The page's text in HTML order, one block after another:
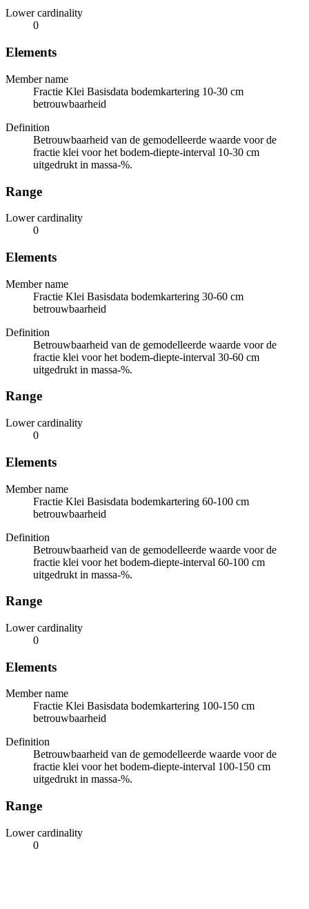
Lower cardinality
0
Elements
Member name
Fractie Klei Basisdata bodemkartering 10-30 cm
betrouwbaarheid
Definition
Betrouwbaarheid van de gemodelleerde waarde voor de
fractie klei voor het bodem-diepte-interval 10-30 cm
uitgedrukt in massa-%.
Range
Lower cardinality
0
Elements
Member name
Fractie Klei Basisdata bodemkartering 30-60 cm
betrouwbaarheid
Definition
Betrouwbaarheid van de gemodelleerde waarde voor de
fractie klei voor het bodem-diepte-interval 30-60 cm
uitgedrukt in massa-%.
Range
Lower cardinality
0
Elements
Member name
Fractie Klei Basisdata bodemkartering 60-100 cm
betrouwbaarheid
Definition
Betrouwbaarheid van de gemodelleerde waarde voor de
fractie klei voor het bodem-diepte-interval 60-100 cm
uitgedrukt in massa-%.
Range
Lower cardinality
0
Elements
Member name
Fractie Klei Basisdata bodemkartering 100-150 cm
betrouwbaarheid
Definition
Betrouwbaarheid van de gemodelleerde waarde voor de
fractie klei voor het bodem-diepte-interval 100-150 cm
uitgedrukt in massa-%.
Range
Lower cardinality
0